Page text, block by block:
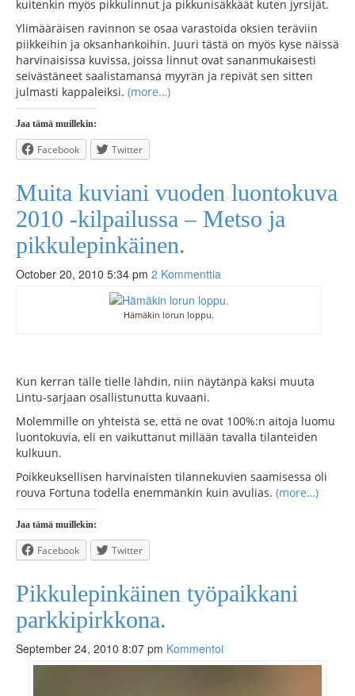
kuitenkin myös pikkulinnut ja pikkunisäkkäät kuten jyrsijät.
Ylimääräisen ravinnon se osaa varastoida oksien teräviin
piikkeihin ja oksanhankoihin. Juuri tästä on myös kyse näissä
harvinaisissa kuvissa, joissa linnut ovat sananmukaisesti
seivästäneet saalistamansa myyrän ja repivät sen sitten
julmasti kappaleiksi. (more…)
Jaa tämä muillekin:
Facebook Twitter
Muita kuviani vuoden luontokuva
2010 -kilpailussa – Metso ja
pikkulepinkäinen.
October 20, 2010 5:34 pm 2 Kommenttia
Hämäkin lorun loppu.
Kun kerran tälle tielle lähdin, niin näytänpä kaksi muuta
Lintu-sarjaan osallistunutta kuvaani.
Molemmille on yhteistä se, että ne ovat 100%:n aitoja luomu
luontokuvia, eli en vaikuttanut millään tavalla tilanteiden
kulkuun.
Poikkeuksellisen harvinaisten tilannekuvien saamisessa oli
rouva Fortuna todella enemmänkin kuin avulias. (more…)
Jaa tämä muillekin:
Facebook Twitter
Pikkulepinkäinen työpaikkani
parkkipirkkona.
September 24, 2010 8:07 pm Kommentoi